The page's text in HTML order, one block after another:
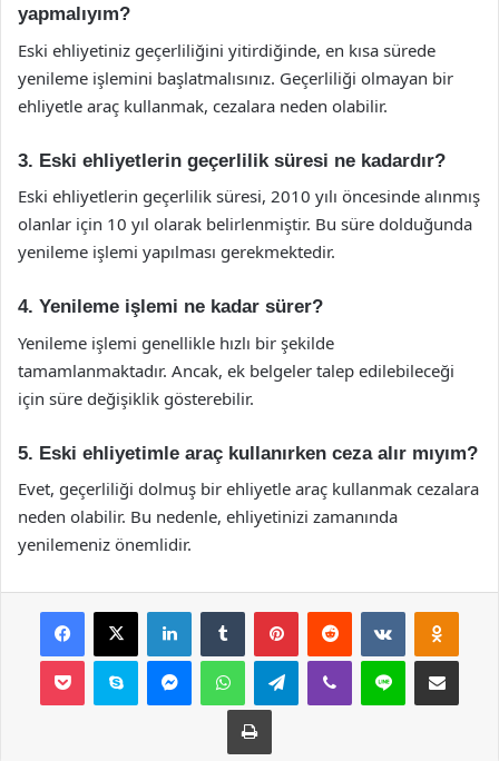
yapmalıyım?
Eski ehliyetiniz geçerliliğini yitirdiğinde, en kısa sürede
yenileme işlemini başlatmalısınız. Geçerliliği olmayan bir
ehliyetle araç kullanmak, cezalara neden olabilir.
3. Eski ehliyetlerin geçerlilik süresi ne kadardır?
Eski ehliyetlerin geçerlilik süresi, 2010 yılı öncesinde alınmış
olanlar için 10 yıl olarak belirlenmiştir. Bu süre dolduğunda
yenileme işlemi yapılması gerekmektedir.
4. Yenileme işlemi ne kadar sürer?
Yenileme işlemi genellikle hızlı bir şekilde
tamamlanmaktadır. Ancak, ek belgeler talep edilebileceği
için süre değişiklik gösterebilir.
5. Eski ehliyetimle araç kullanırken ceza alır mıyım?
Evet, geçerliliği dolmuş bir ehliyetle araç kullanmak cezalara
neden olabilir. Bu nedenle, ehliyetinizi zamanında
yenilemeniz önemlidir.
Facebook
X LinkedInTumblr PinterestReddit VKontakte
Pocket Skype MessengerWhatsAppTelegramViber Line E-Posta ile
Yazdır